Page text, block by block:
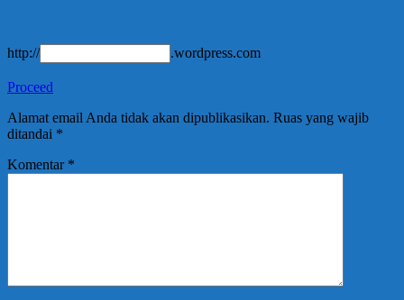
http:// .wordpress.com
Proceed
Alamat email Anda tidak akan dipublikasikan. Ruas yang wajib
ditandai *
Komentar *